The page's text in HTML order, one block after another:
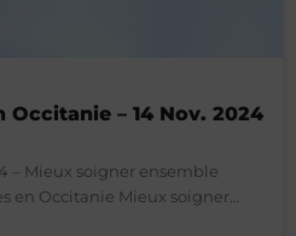
Occitanie – 14 Nov. 2024
– Mieux soigner ensemble
en Occitanie Mieux soigner